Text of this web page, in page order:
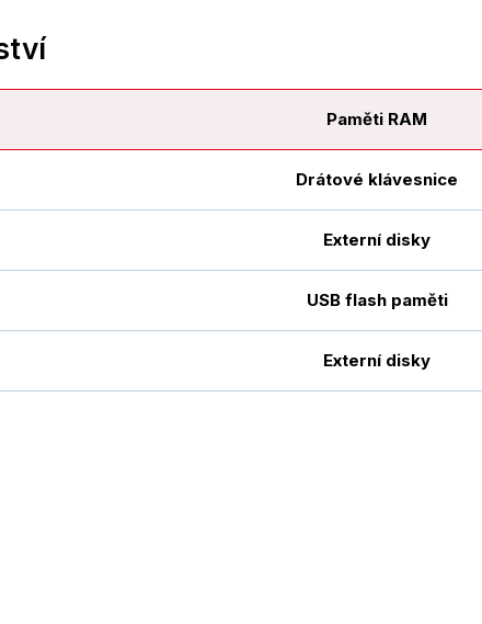
Paměti RAM
Drátové klávesnice
Externí disky
USB flash paměti
Externí disky